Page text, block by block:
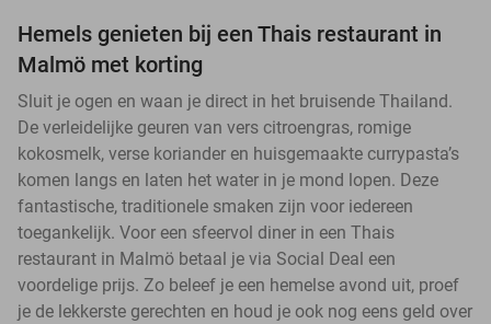
Hemels genieten bij een Thais restaurant in
Malmö met korting
Sluit je ogen en waan je direct in het bruisende Thailand.
De verleidelijke geuren van vers citroengras, romige
kokosmelk, verse koriander en huisgemaakte currypasta’s
komen langs en laten het water in je mond lopen. Deze
fantastische, traditionele smaken zijn voor iedereen
toegankelijk. Voor een sfeervol diner in een Thais
restaurant in Malmö betaal je via Social Deal een
voordelige prijs. Zo beleef je een hemelse avond uit, proef
je de lekkerste gerechten en houd je ook nog eens geld over